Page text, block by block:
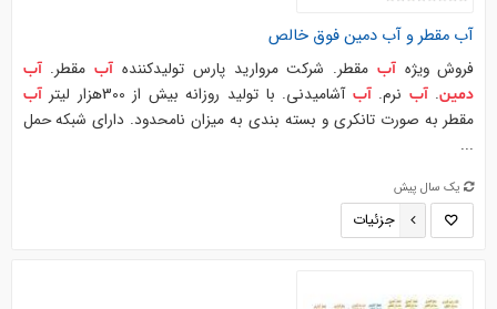
آب مقطر و آب دمینفوق خالص
فروش ویژهآب مقطر. شرکت مروارید پارس تولیدکننده آبمقطر.آب
دمین.آب نرم.آب آشامیدنی. با تولید روزانه بیش از 300هزار لیتر آب
مقطر به صورت تانکری و بسته بندی به میزان نامحدود. دارای شبکه حمل
...
یک سال پیش
جزئیات